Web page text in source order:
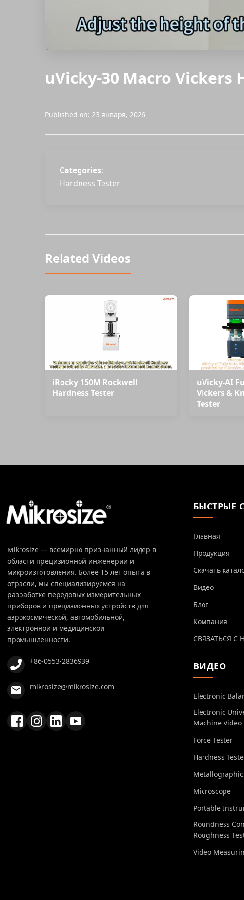
uVicky-30 Macro Vickers
Published on: 23 января, 2026
Categories:
Hardness Tester
Related Videos
iRocky 150M Rockwell
Hardness Tester
uVicky-AI
Vickers &
Tester
Mikrosize — всемирно признанный лидер в
области прецизионной инженерии и
микроизготовления. Более 15 лет опыта в
отрасли, мы специализируемся на
разработке передовых измерительных
приборов и прецизионных устройств для
аэрокосмической, автомобильной,
электронной и медицинской
промышленности.
+86-0553-2836939
mikrosize@mikrosize.com
БЫСТРЫЕ
Главная
Продукция
Скачать
Видео
Блог
Компания
СВЯЗАТЬСЯ С
ВИДЕО
Electronic
Electronic
Machine Video
Force Tester
Hardness
Microscope
Portable
Roundness
Roughness
Video